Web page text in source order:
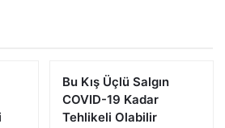
Bu Kış Üçlü Salgın
COVID-19 Kadar
Tehlikeli Olabilir